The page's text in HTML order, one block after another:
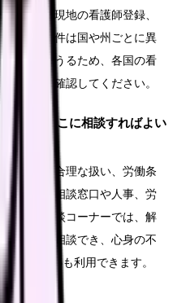
の国では現地の看護師登録、
要で、要件は国や州ごとに異
は変わりうるため、各国の看
新情報を確認してください。
時は、どこに相談すればよい
置上の不合理な扱い、労働条
、職場の相談窓口や人事、労
合労働相談コーナーでは、解
働問題を相談でき、心身の不
565-455も利用できます。